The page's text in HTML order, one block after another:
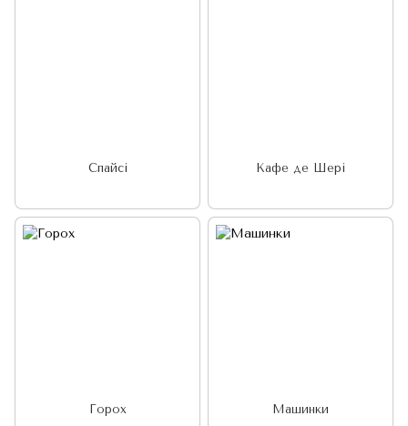
Спайсі Кафе де Шері
Горох Машинки